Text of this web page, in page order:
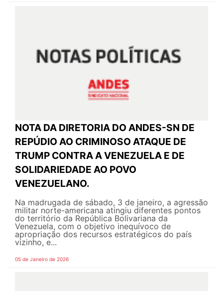
NOTA DA DIRETORIA DO ANDES-SN DE
REPÚDIO AO CRIMINOSO ATAQUE DE
TRUMP CONTRA A VENEZUELA E DE
SOLIDARIEDADE AO POVO
VENEZUELANO.
Na madrugada de sábado, 3 de janeiro, a agressão
militar norte-americana atingiu diferentes pontos
do território da República Bolivariana da
Venezuela, com o objetivo inequívoco de
apropriação dos recursos estratégicos do país
vizinho, e...
05 de Janeiro de 2026